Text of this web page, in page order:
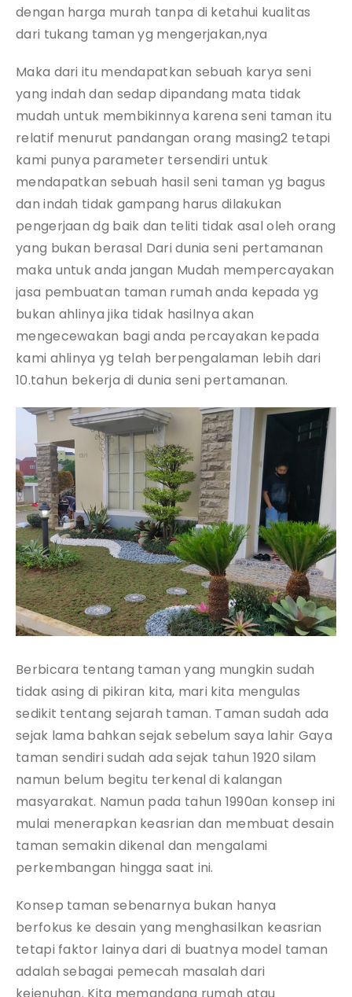
dengan harga murah tanpa di ketahui kualitas
dari tukang taman yg mengerjakan,nya
Maka dari itu mendapatkan sebuah karya seni
yang indah dan sedap dipandang mata tidak
mudah untuk membikinnya karena seni taman itu
relatif menurut pandangan orang masing2 tetapi
kami punya parameter tersendiri untuk
mendapatkan sebuah hasil seni taman yg bagus
dan indah tidak gampang harus dilakukan
pengerjaan dg baik dan teliti tidak asal oleh orang
yang bukan berasal Dari dunia seni pertamanan
maka untuk anda jangan Mudah mempercayakan
jasa pembuatan taman rumah anda kepada yg
bukan ahlinya jika tidak hasilnya akan
mengecewakan bagi anda percayakan kepada
kami ahlinya yg telah berpengalaman lebih dari
10.tahun bekerja di dunia seni pertamanan.
Berbicara tentang taman yang mungkin sudah
tidak asing di pikiran kita, mari kita mengulas
sedikit tentang sejarah taman. Taman sudah ada
sejak lama bahkan sejak sebelum saya lahir Gaya
taman sendiri sudah ada sejak tahun 1920 silam
namun belum begitu terkenal di kalangan
masyarakat. Namun pada tahun 1990an konsep ini
mulai menerapkan keasrian dan membuat desain
taman semakin dikenal dan mengalami
perkembangan hingga saat ini.
Konsep taman sebenarnya bukan hanya
berfokus ke desain yang menghasilkan keasrian
tetapi faktor lainya dari di buatnya model taman
adalah sebagai pemecah masalah dari